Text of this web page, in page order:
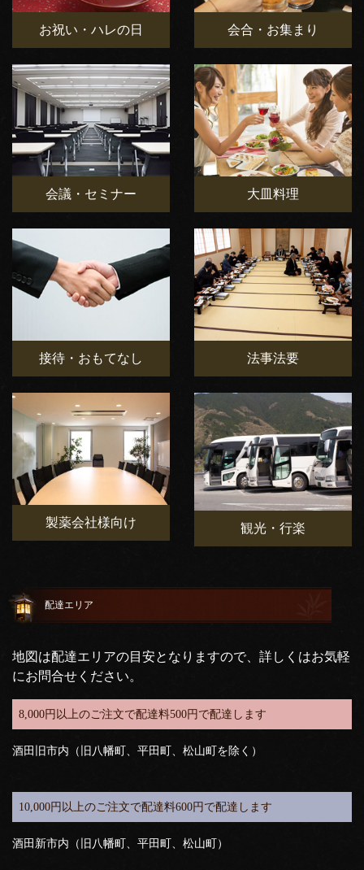
お祝い・ハレの日 会合・お集まり
会議・セミナー 大皿料理
接待・おもてなし 法事法要
製薬会社様向け 観光・行楽
配達エリア
地図は配達エリアの目安となりますので、詳しくはお気軽
にお問合せください。
8,000円以上のご注文で配達料500円で配達します
酒田旧市内（旧八幡町、平田町、松山町を除く）
10,000円以上のご注文で配達料600円で配達します
酒田新市内（旧八幡町、平田町、松山町）